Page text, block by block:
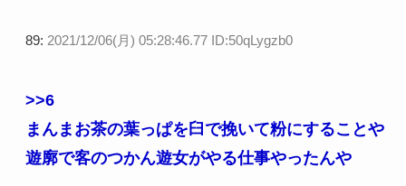
89: 2021/12/06(月) 05:28:46.77 ID:50qLygzb0
>>6
まんまお茶の葉っぱを臼で挽いて粉にすることや
遊廓で客のつかん遊女がやる仕事やったんや